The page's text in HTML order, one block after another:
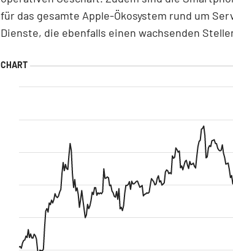
für das gesamte Apple-Ökosystem rund um
Dienste, die ebenfalls einen wachsenden